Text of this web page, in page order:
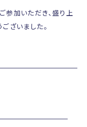
参加いただき、盛り上
ざいました。